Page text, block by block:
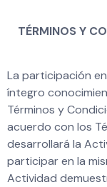
TÉRMINOS Y
La participación
íntegro
Términos y
acuerdo con los
desarrollará la
participar en la
Actividad